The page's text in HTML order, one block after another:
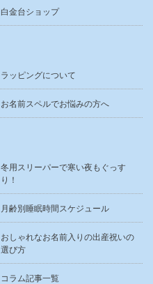
白金台ショップ
ラッピングについて
お名前スペルでお悩みの方へ
冬用スリーパーで寒い夜もぐっす
り！
月齢別睡眠時間スケジュール
おしゃれなお名前入りの出産祝いの
選び方
コラム記事一覧